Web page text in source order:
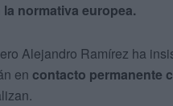
normativa europea.
Alejandro Ramírez ha
en contacto permanente